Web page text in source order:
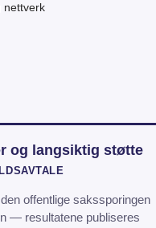
nettverk
og langsiktig støtte
offentlige sakssporingen
— resultatene publiseres